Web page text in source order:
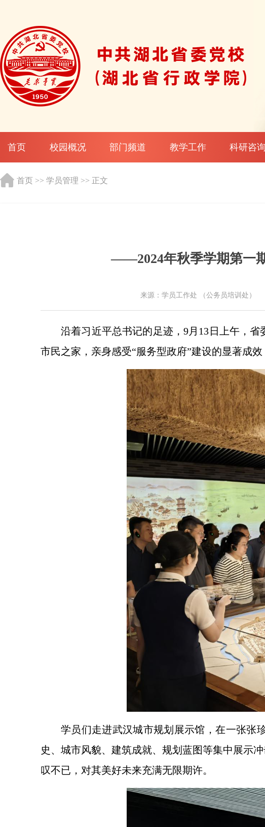
首页 校园概况 部门频道 教学工作 科研咨询
首页 >> 学员管理 >> 正文
——2024年秋季学期第一
来源：学员工作处 （公务员培训处
沿着习近平总书记的足迹，9月13日上午，
市民之家，亲身感受“服务型政府”建设的显著成
学员们走进武汉城市规划展示馆，在一张张
史、城市风貌、建筑成就、规划蓝图等集中展示
叹不已，对其美好未来充满无限期许。